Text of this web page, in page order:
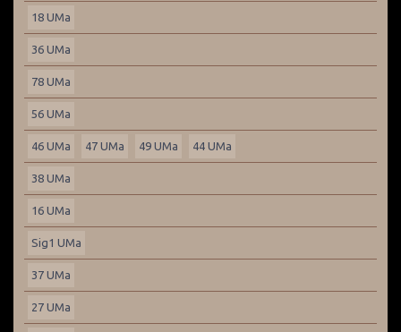
18 UMa
36 UMa
78 UMa
56 UMa
46 UMa 47 UMa 49 UMa 44 UMa
38 UMa
16 UMa
Sig1 UMa
37 UMa
27 UMa